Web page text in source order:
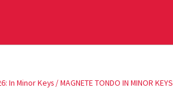
In Minor Keys/ MAGNETE TONDO IN MINOR KEYS